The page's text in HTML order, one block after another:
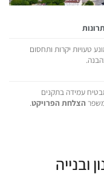
טעויות יקרות ותחסום
עמידה בתקנים
הצלחת הפרויקט.
ובנייה